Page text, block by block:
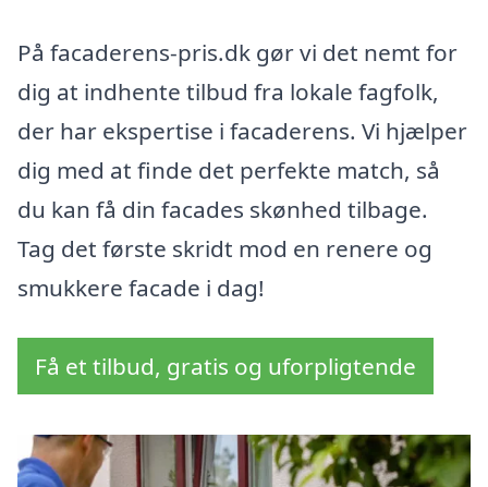
På facaderens-pris.dk gør vi det nemt for
dig at indhente tilbud fra lokale fagfolk,
der har ekspertise i facaderens. Vi hjælper
dig med at finde det perfekte match, så
du kan få din facades skønhed tilbage.
Tag det første skridt mod en renere og
smukkere facade i dag!
Få et tilbud, gratis og uforpligtende